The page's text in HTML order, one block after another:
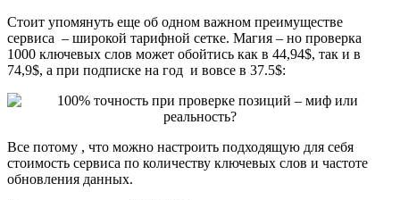
Стоит упомянуть еще об одном важном преимуществе
сервиса – широкой тарифной сетке. Магия – но проверка
1000 ключевых слов может обойтись как в 44,94$, так и в
74,9$, а при подписке на год и вовсе в 37.5$:
Все потому , что можно настроить подходящую для себя
стоимость сервиса по количеству ключевых слов и частоте
обновления данных.